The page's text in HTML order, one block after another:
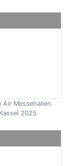
Air Messehallen
Kassel 2025